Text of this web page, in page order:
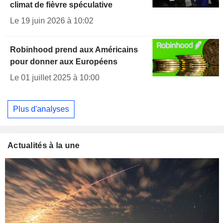
climat de fièvre spéculative
Le 19 juin 2026 à 10:02
Robinhood prend aux Américains
pour donner aux Européens
Le 01 juillet 2025 à 10:00
Plus d'analyses
Actualités à la une